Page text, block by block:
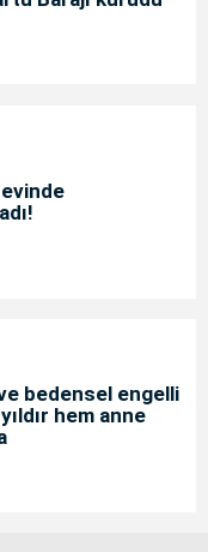
bedensel engelli
hem anne